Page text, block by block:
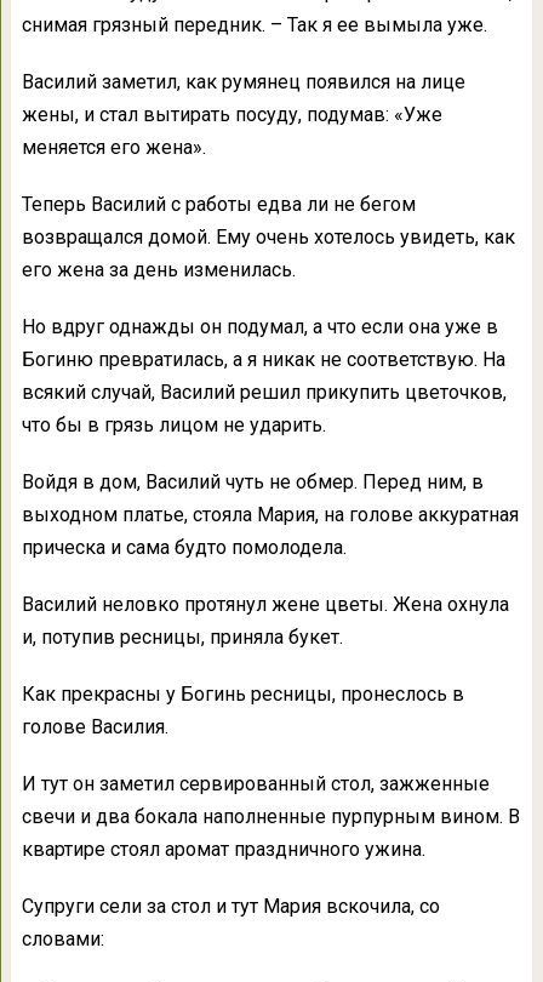
снимая грязный передник. – Так я ее вымыла уже.
Василий заметил, как румянец появился на лице
жены, и стал вытирать посуду, подумав: «Уже
меняется его жена».
Теперь Василий с работы едва ли не бегом
возвращался домой. Ему очень хотелось увидеть, как
его жена за день изменилась.
Но вдруг однажды он подумал, а что если она уже в
Богиню превратилась, а я никак не соответствую. На
всякий случай, Василий решил прикупить цветочков,
что бы в грязь лицом не ударить.
Войдя в дом, Василий чуть не обмер. Перед ним, в
выходном платье, стояла Мария, на голове аккуратная
прическа и сама будто помолодела.
Василий неловко протянул жене цветы. Жена охнула
и, потупив ресницы, приняла букет.
Как прекрасны у Богинь ресницы, пронеслось в
голове Василия.
И тут он заметил сервированный стол, зажженные
свечи и два бокала наполненные пурпурным вином. В
квартире стоял аромат праздничного ужина.
Супруги сели за стол и тут Мария вскочила, со
словами: